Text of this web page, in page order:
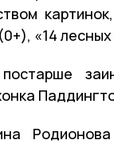
«14